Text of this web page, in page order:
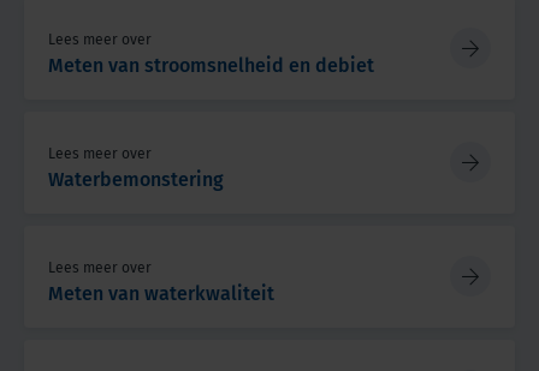
Lees meer over
Meten van stroomsnelheid en debiet
Lees meer over
Waterbemonstering
Lees meer over
Meten van waterkwaliteit